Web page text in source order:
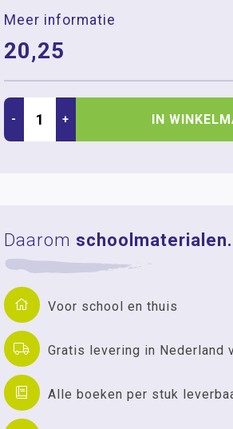
Meer informatie
20,25
- + IN
Daarom
Voor school en thuis
Gratis levering in Nederland
Alle boeken per stuk